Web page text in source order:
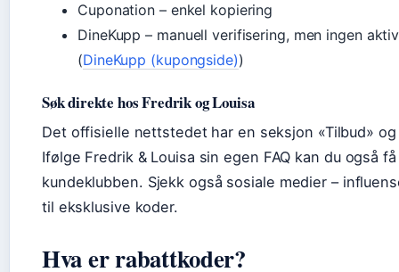
Cuponation – enkel kopiering
DineKupp – manuell verifisering, men ingen
(DineKupp (kupongside))
Søk direkte hos Fredrik og Louisa
Det offisielle nettstedet har en seksjon «Tilbud»
Ifølge Fredrik & Louisa sin egen FAQ kan du også
kundeklubben. Sjekk også sosiale medier –
til eksklusive koder.
Hva er rabattkoder?